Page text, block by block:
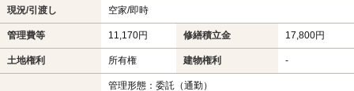
現況/引渡し 空家/即時
管理費等 11,170円 修繕積立金 17,800円
土地権利 所有権 建物権利 -
管理形態：委託（通勤）